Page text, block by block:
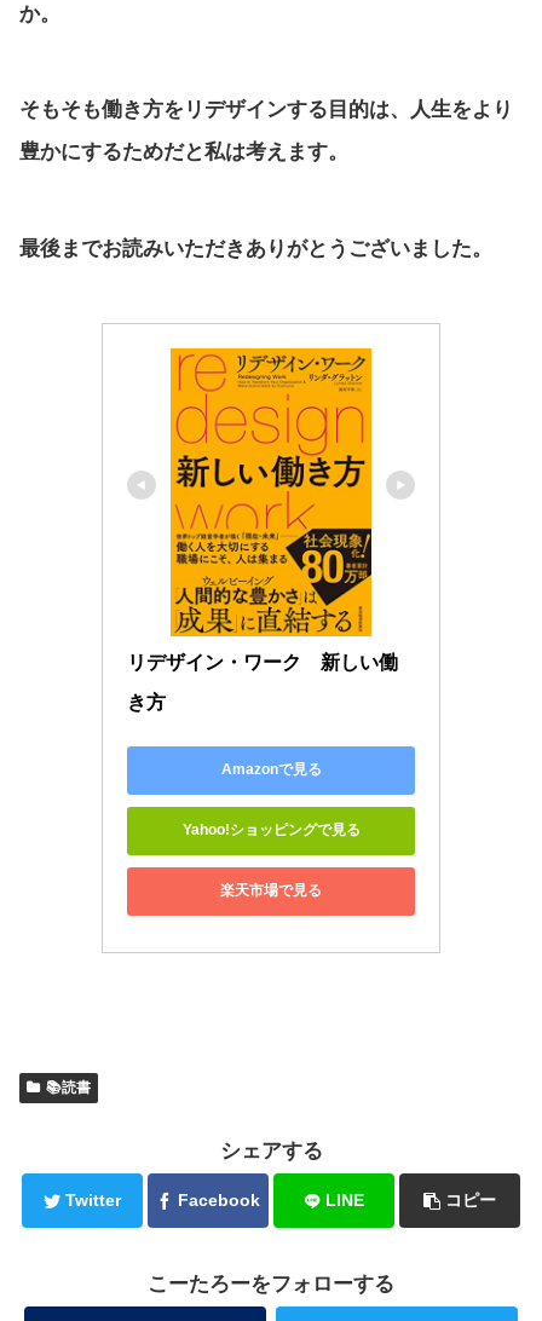
か。
そもそも働き方をリデザインする目的は、人生をより
豊かにするためだと私は考えます。
最後までお読みいただきありがとうございました。
リデザイン・ワーク　新しい働
き方
Amazonで見る
Yahoo!ショッピングで見る
楽天市場で見る
📚読書
シェアする
Twitter Facebook LINE コピー
こーたろーをフォローする